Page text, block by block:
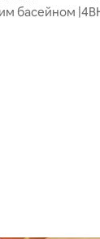
басейном